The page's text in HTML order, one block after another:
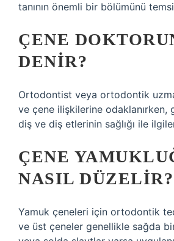
tanının önemli bir bölümünü
ÇENE
DENIR?
Ortodontist veya ortodontik
ve çene ilişkilerine odaklanırken,
diş ve diş etlerinin sağlığı ile
ÇENE
NASIL DÜZELIR?
Yamuk çeneleri için ortodontik
ve üst çeneler genellikle sağda bir